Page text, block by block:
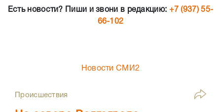
Есть новости? Пиши и звони в редакцию: +7 (937) 55-
66-102
Новости СМИ2
Происшествия